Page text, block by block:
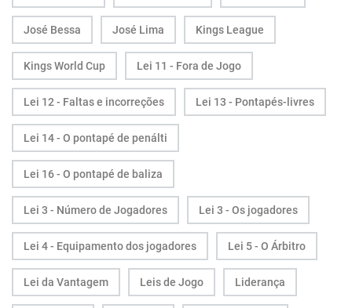
José Bessa José Lima Kings League
Kings World Cup Lei 11 - Fora de Jogo
Lei 12 - Faltas e incorreções Lei 13 - Pontapés-livres
Lei 14 - O pontapé de penálti
Lei 16 - O pontapé de baliza
Lei 3 - Número de Jogadores Lei 3 - Os jogadores
Lei 4 - Equipamento dos jogadores Lei 5 - O Árbitro
Lei da Vantagem Leis de Jogo Liderança